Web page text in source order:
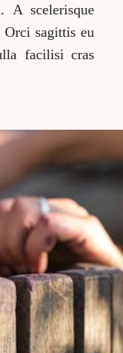
A scelerisque
Orci sagittis eu
facilisi cras